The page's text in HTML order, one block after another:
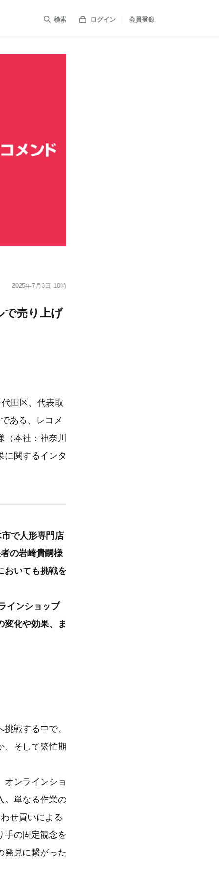
検索 ログイン 会員登録
2025年7月3日 10時
で売り上げ
田区、代表取
ある、レコメ
本社：神奈川
に関するインタ
で人形専門店
の岩崎貴嗣様
おいても挑戦を
インショップ
変化や効果、ま
戦する中で、
、そして繁忙期
オンラインショ
。単なる作業の
せ買いによる
手の固定観念を
発見に繋がった